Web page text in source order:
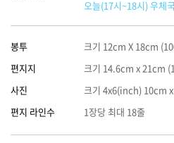
오늘(17시~18시) 우체
봉투
크기 12cm X 18cm
편지지
크기 14.6cm x 21cm
사진
크기 4x6(inch) 10cm
편지 라인수
1장당 최대 18줄